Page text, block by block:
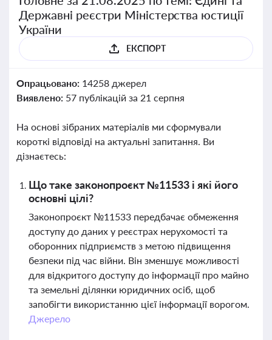
Державні реєстри Міністерства юстиції
України
ЕКСПОРТ
Опрацьовано: 14258 джерел
Виявлено: 57 публікацій за 21 серпня
На основі зібраних матеріалів ми сформували
короткі відповіді на актуальні запитання. Ви
дізнаєтесь:
Що таке законопроєкт №11533 і які його
основні цілі?
Законопроєкт №11533 передбачає обмеження
доступу до даних у реєстрах нерухомості та
оборонних підприємств з метою підвищення
безпеки під час війни. Він зменшує можливості
для відкритого доступу до інформації про майно
та земельні ділянки юридичних осіб, щоб
запобігти використанню цієї інформації ворогом.
Джерело